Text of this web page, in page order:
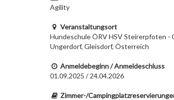
Agility
Veranstaltungsort
Hundeschule ÖRV HSV Steirerpfoten -
Ungerdorf, Gleisdorf, Österreich
Anmeldebeginn / Anmeldeschluss
01.09.2025 / 24.04.2026
Zimmer-/